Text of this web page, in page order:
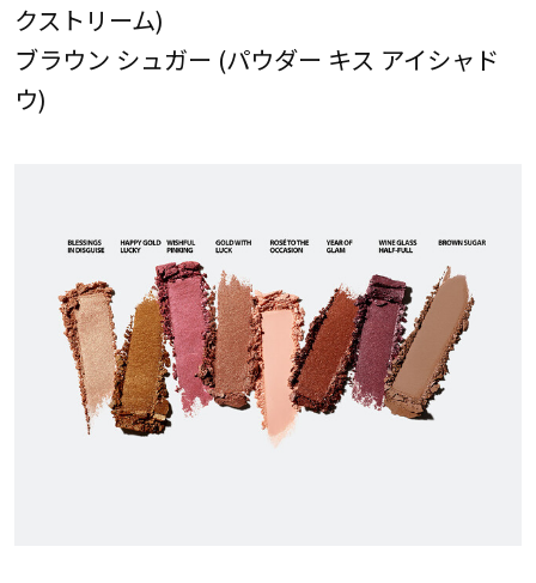
クストリーム)
ブラウン シュガー (パウダー キス アイシャド
ウ)